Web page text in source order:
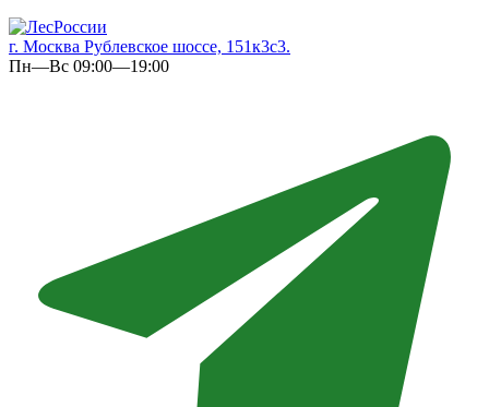
г. Москва Рублевское шоссе, 151к3с3.
Пн—Вс 09:00—19:00